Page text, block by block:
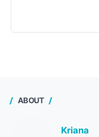
ABOUT
Kriana